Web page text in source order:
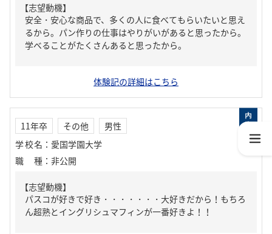
【志望動機】
安全・安心な商品で、多くの人に食べてもらいたいと思え
るから。パン作りの仕事はやりがいがあると思ったから。
学べることがたくさんあると思ったから。
体験記の詳細はこちら
11年卒 その他
男性
学校名 ： 愛国学園大学
職種 ： 非公開
【志望動機】
パスコが好きで好き・・・・・・・大好きだから！もちろ
ん超熟とイングリシュマフィンが一番好きよ！！